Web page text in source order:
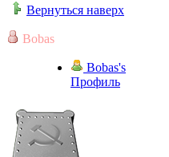
Вернуться наверх
Bobas
Bobas's
Профиль